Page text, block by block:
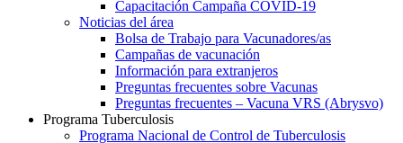
Capacitación Campaña COVID-19
Noticias del área
Bolsa de Trabajo para Vacunadores/as
Campañas de vacunación
Información para extranjeros
Preguntas frecuentes sobre Vacunas
Preguntas frecuentes – Vacuna VRS (Abrysvo)
Programa Tuberculosis
Programa Nacional de Control de Tuberculosis